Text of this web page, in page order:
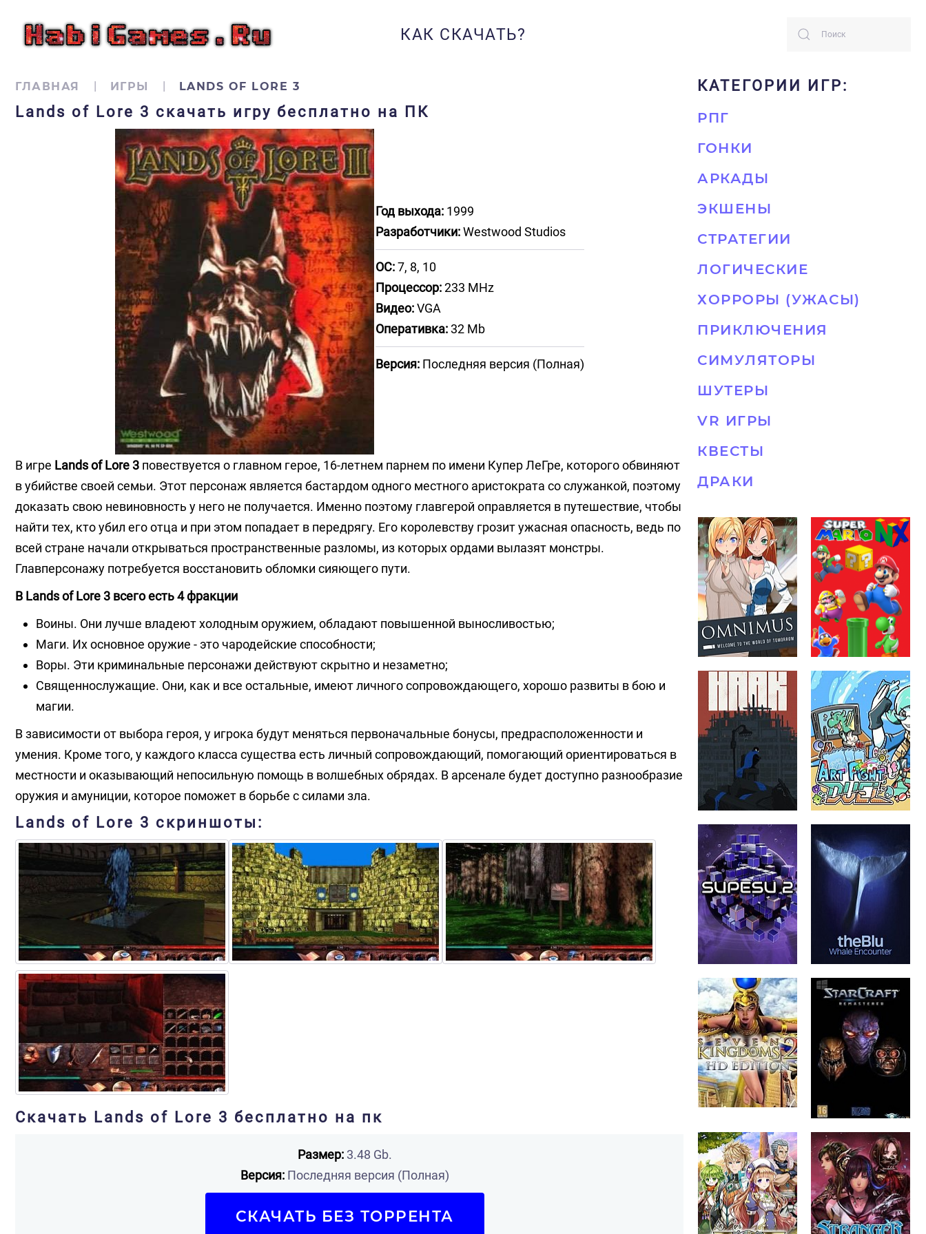
КАК СКАЧАТЬ?
ГЛАВНАЯ ИГРЫ LANDS OF LORE 3
Lands of Lore 3 скачать игру бесплатно на ПК
Год выхода:1999
Разработчики:Westwood Studios
ОС:7, 8, 10
Процессор:233 MHz
Видео:VGA
Оперативка:32 Mb
Версия:Последняя версия (Полная)
В игре Lands of Lore 3 повествуется о главном герое, 16-летнем парнем по имени Купер ЛеГре, которого обвиняют
в убийстве своей семьи. Этот персонаж является бастардом одного местного аристократа со служанкой, поэтому
доказать свою невиновность у него не получается. Именно поэтому главгерой оправляется в путешествие, чтобы
найти тех, кто убил его отца и при этом попадает в передрягу. Его королевству грозит ужасная опасность, ведь по
всей стране начали открываться пространственные разломы, из которых ордами вылазят монстры.
Главперсонажу потребуется восстановить обломки сияющего пути.
В Lands of Lore 3 всего есть 4 фракции
Воины. Они лучше владеют холодным оружием, обладают повышенной выносливостью;
Маги. Их основное оружие - это чародейские способности;
Воры. Эти криминальные персонажи действуют скрытно и незаметно;
Священнослужащие. Они, как и все остальные, имеют личного сопровождающего, хорошо развиты в бою и
магии.
В зависимости от выбора героя, у игрока будут меняться первоначальные бонусы, предрасположенности и
умения. Кроме того, у каждого класса существа есть личный сопровождающий, помогающий ориентироваться в
местности и оказывающий непосильную помощь в волшебных обрядах. В арсенале будет доступно разнообразие
оружия и амуниции, которое поможет в борьбе с силами зла.
Lands of Lore 3 скриншоты:
Скачать Lands of Lore 3 бесплатно на пк
Размер:3.48 Gb.
Версия:Последняя версия (Полная)
СКАЧАТЬ БЕЗ ТОРРЕНТА
КАТЕГОРИИ ИГР:
РПГ
ГОНКИ
АРКАДЫ
ЭКШЕНЫ
СТРАТЕГИИ
ЛОГИЧЕСКИЕ
ХОРРОРЫ (УЖАСЫ)
ПРИКЛЮЧЕНИЯ
СИМУЛЯТОРЫ
ШУТЕРЫ
VR ИГРЫ
КВЕСТЫ
ДРАКИ